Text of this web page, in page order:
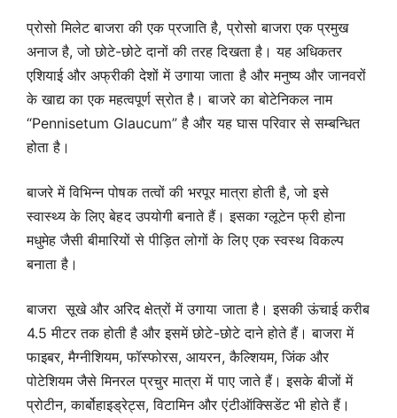
प्रोसो मिलेट बाजरा की एक प्रजाति है, प्रोसो बाजरा एक प्रमुख
अनाज है, जो छोटे-छोटे दानों की तरह दिखता है। यह अधिकतर
एशियाई और अफ्रीकी देशों में उगाया जाता है और मनुष्य और जानवरों
के खाद्य का एक महत्वपूर्ण स्रोत है। बाजरे का बोटेनिकल नाम
“Pennisetum Glaucum” है और यह घास परिवार से सम्बन्धित
होता है।
बाजरे में विभिन्न पोषक तत्वों की भरपूर मात्रा होती है, जो इसे
स्वास्थ्य के लिए बेहद उपयोगी बनाते हैं। इसका ग्लूटेन फ्री होना
मधुमेह जैसी बीमारियों से पीड़ित लोगों के लिए एक स्वस्थ विकल्प
बनाता है।
बाजरा सूखे और अरिद क्षेत्रों में उगाया जाता है। इसकी ऊंचाई करीब
4.5 मीटर तक होती है और इसमें छोटे-छोटे दाने होते हैं। बाजरा में
फाइबर, मैग्नीशियम, फॉस्फोरस, आयरन, कैल्शियम, जिंक और
पोटेशियम जैसे मिनरल प्रचुर मात्रा में पाए जाते हैं। इसके बीजों में
प्रोटीन, कार्बोहाइड्रेट्स, विटामिन और एंटीऑक्सिडेंट भी होते हैं।